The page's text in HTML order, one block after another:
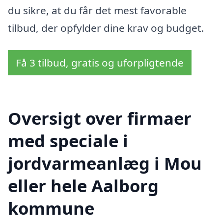
du sikre, at du får det mest favorable
tilbud, der opfylder dine krav og budget.
Få 3 tilbud, gratis og uforpligtende
Oversigt over firmaer
med speciale i
jordvarmeanlæg i Mou
eller hele Aalborg
kommune